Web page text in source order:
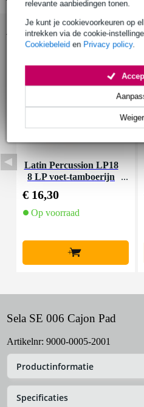
relevante aanbiedingen tonen.
Je kunt je cookievoorkeuren op
intrekken via de cookie-
Cookiebeleid en Privacy policy.
Accessoires (7)
Latin Percussion LP18
8 LP voet-tamboerijn
€ 16,30
Op voorraad
+
Sela SE 006 Cajon Pad
Artikelnr: 9000-0005-2001
Productinformatie
Specificaties